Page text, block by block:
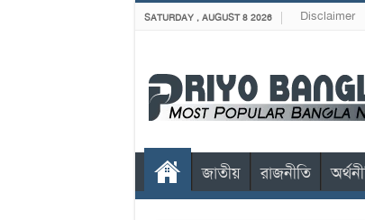
SATURDAY , AUGUST 8 2026 Disclaimer
জাতীয় রাজনীতি